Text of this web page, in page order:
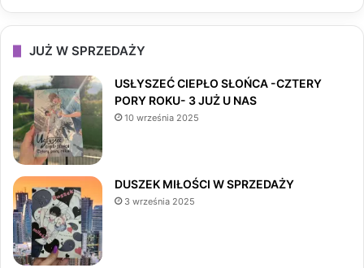
a
c
e
b
k
n
a
i
T
o
JUŻ W SPRZEDAŻY
USŁYSZEĆ CIEPŁO SŁOŃCA -CZTERY
PORY ROKU- 3 JUŻ U NAS
10 września 2025
DUSZEK MIŁOŚCI W SPRZEDAŻY
3 września 2025